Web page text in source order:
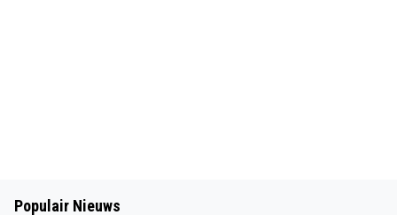
Populair Nieuws